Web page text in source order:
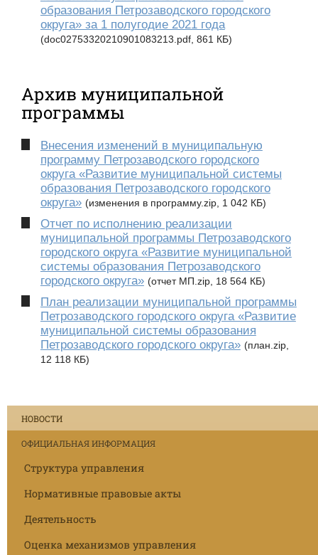
образования Петрозаводского городского
округа» за 1 полугодие 2021 года
(doc02753320210901083213.pdf, 861 КБ)
Архив муниципальной
программы
Внесения изменений в муниципальную
программу Петрозаводского городского
округа «Развитие муниципальной системы
образования Петрозаводского городского
округа» (изменения в программу.zip, 1 042 КБ)
Отчет по исполнению реализации
муниципальной программы Петрозаводского
городского округа «Развитие муниципальной
системы образования Петрозаводского
городского округа» (отчет МП.zip, 18 564 КБ)
План реализации муниципальной программы
Петрозаводского городского округа «Развитие
муниципальной системы образования
Петрозаводского городского округа» (план.zip,
12 118 КБ)
НОВОСТИ
ОФИЦИАЛЬНАЯ ИНФОРМАЦИЯ
Структура управления
Нормативные правовые акты
Деятельность
Оценка механизмов управления